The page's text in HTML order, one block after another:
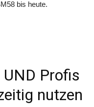
bis heute.
Profis
nutzen